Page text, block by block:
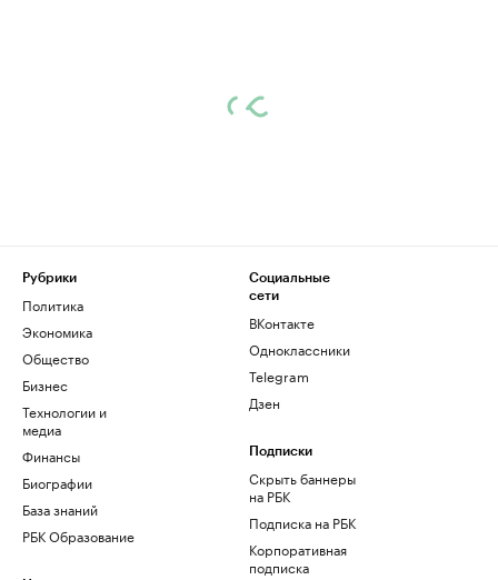
Рубрики
Политика
Экономика
Общество
Бизнес
Технологии и
медиа
Финансы
Биографии
База знаний
РБК Образование
Социальные
сети
ВКонтакте
Одноклассники
Telegram
Дзен
Подписки
Скрыть баннеры
на РБК
Подписка на РБК
Корпоративная
подписка